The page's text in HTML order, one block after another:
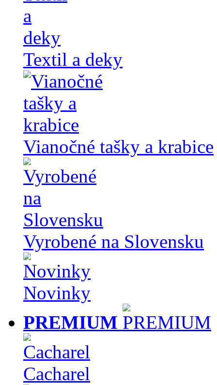
Textil a deky
Vianočné tašky a krabice
Vyrobené na Slovensku
Novinky
PREMIUM
Cacharel